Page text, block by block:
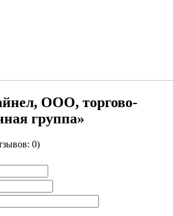
ООО, торгово-
группа»
0)